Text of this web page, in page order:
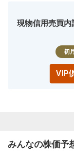
現物信用売買内
初
VIP
みんなの株価予